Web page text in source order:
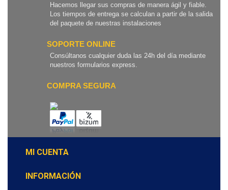
Hacemos llegar sus compras de manera ágil y fiable.
Los tiempos de entrega se calculan a partir de la salida
del paquete de nuestras instalaciones
SOPORTE ONLINE
Consúltanos cualquier duda las 24h del día mediante
nuestros formularios express.
COMPRA SEGURA
MI CUENTA
INFORMACIÓN